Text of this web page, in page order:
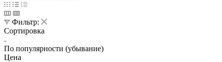
Фильтр:
Сортировка
По популярности (убывание)
Цена